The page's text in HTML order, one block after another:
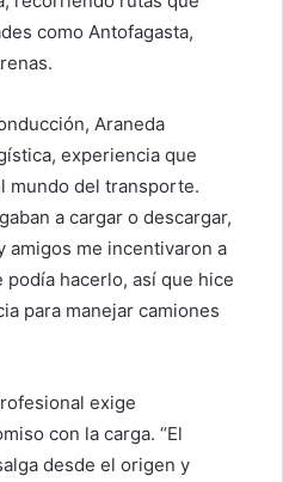
como Antofagasta,
Araneda
experiencia que
mundo del transporte.
a cargar o descargar,
amigos me incentivaron a
hacerlo, así que hice
para manejar camiones
exige
con la carga. “El
desde el origen y